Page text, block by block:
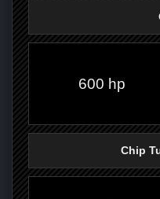
600 hp
Chip